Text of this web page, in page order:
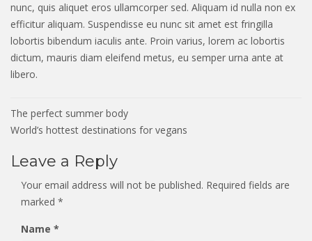
nunc, quis aliquet eros ullamcorper sed. Aliquam id nulla non ex
efficitur aliquam. Suspendisse eu nunc sit amet est fringilla
lobortis bibendum iaculis ante. Proin varius, lorem ac lobortis
dictum, mauris diam eleifend metus, eu semper urna ante at
libero.
Post
navigation
The perfect summer body
World’s hottest destinations for vegans
Leave a Reply
Your email address will not be published. Required fields are
marked *
Name *